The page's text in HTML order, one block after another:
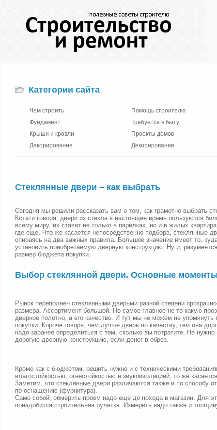
Категории сайта
Чем строить
Фундамент
Крыши и кровли
Декорирование
Помощь строителю
Требуется в быту
Проекты домов
Декорирование
Стеклянные двери – как выбрать
Сегодня мы решили рассказать вам о том, как грамотно выбрать
Кстати говоря, двери из стекла в настоящее время пользуются
всему миру, их ставят не только в парилках, но и в жилых
где еще. Что же касается непосредственно подбора, стеклянные
опираясь на два важных правила. Большое значение имеет то,
установить приобретаемую дверную конструкцию. Ну и,
размер бюджета покупки.
Выбор стеклянной двери. Основные
Рынок переполнен стеклянными дверьми разной степени
размера. Ассортимент большой. Но самое главное не то какую
дверное полотно, а его качество. И тут мы не можем не упомянуть
покупки. Короче говоря, чем лучше дверь по качеству, тем она
надо заранее определиться с тем, сколько вы потратите. Не нужно
дорогую дверную конструкцию, если денег в обрез.
Кроме как с бюджетом, решить нужно и с техническими
влагостойкостью, огнестойкостью и звукоизоляцией, то же
Заметим, что стеклянные двери различаются также и по способу
по оснащению (фурнитура).
Само собой, обмерить проем надо еще до похода в магазин. Для
понадобится строительная рулетка. Измерить надо также и